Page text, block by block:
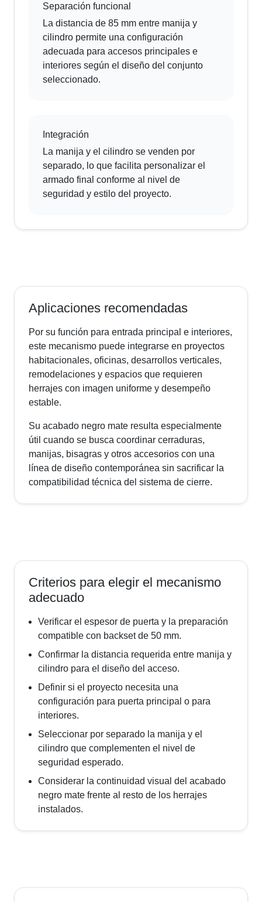
Separación funcional
La distancia de 85 mm entre manija y
cilindro permite una configuración
adecuada para accesos principales e
interiores según el diseño del conjunto
seleccionado.
Integración
La manija y el cilindro se venden por
separado, lo que facilita personalizar el
armado final conforme al nivel de
seguridad y estilo del proyecto.
Aplicaciones recomendadas
Por su función para entrada principal e interiores,
este mecanismo puede integrarse en proyectos
habitacionales, oficinas, desarrollos verticales,
remodelaciones y espacios que requieren
herrajes con imagen uniforme y desempeño
estable.
Su acabado negro mate resulta especialmente
útil cuando se busca coordinar cerraduras,
manijas, bisagras y otros accesorios con una
línea de diseño contemporánea sin sacrificar la
compatibilidad técnica del sistema de cierre.
Criterios para elegir el mecanismo
adecuado
Verificar el espesor de puerta y la preparación
compatible con backset de 50 mm.
Confirmar la distancia requerida entre manija y
cilindro para el diseño del acceso.
Definir si el proyecto necesita una
configuración para puerta principal o para
interiores.
Seleccionar por separado la manija y el
cilindro que complementen el nivel de
seguridad esperado.
Considerar la continuidad visual del acabado
negro mate frente al resto de los herrajes
instalados.